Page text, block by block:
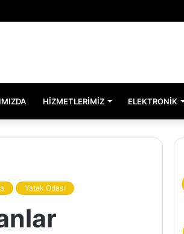
HIZMETLERIMIZ ELEKTRONIK
Yatak Odası